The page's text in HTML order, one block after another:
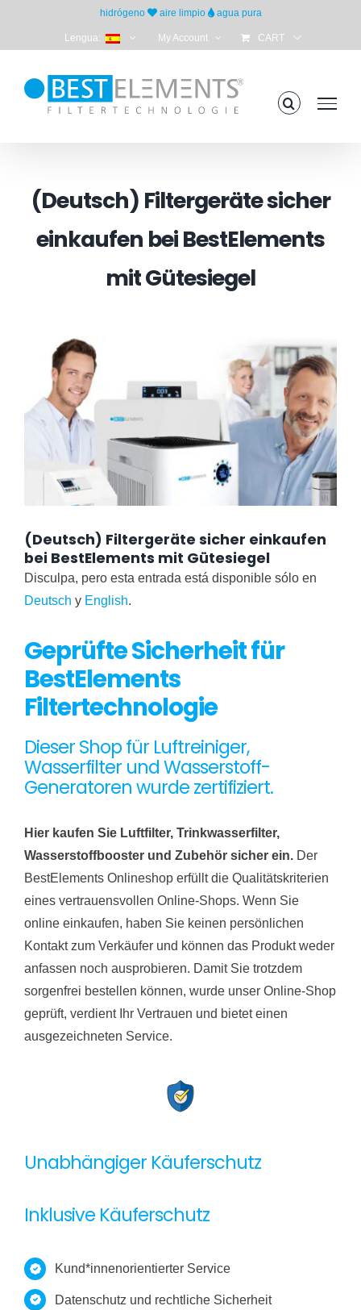
hidrógeno aire limpio agua pura
Lengua: My Account CART
(Deutsch) Filtergeräte sicher
einkaufen bei BestElements
mit Gütesiegel
(Deutsch) Filtergeräte sicher einkaufen
bei BestElements mit Gütesiegel
Disculpa, pero esta entrada está disponible sólo en
Deutsch y English.
Geprüfte Sicherheit für
BestElements
Filtertechnologie
Dieser Shop für Luftreiniger,
Wasserfilter und Wasserstoff-
Generatoren wurde zertifiziert.
Hier kaufen Sie Luftfilter, Trinkwasserfilter,
Wasserstoffbooster und Zubehör sicher ein.Der
BestElements Onlineshop erfüllt die Qualitätskriterien
eines vertrauensvollen Online-Shops. Wenn Sie
online einkaufen, haben Sie keinen persönlichen
Kontakt zum Verkäufer und können das Produkt weder
anfassen noch ausprobieren. Damit Sie trotzdem
sorgenfrei bestellen können, wurde unser Online-Shop
geprüft, verdient Ihr Vertrauen und bietet einen
ausgezeichneten Service.
Unabhängiger Käuferschutz
Inklusive Käuferschutz
Kund*innenorientierter Service
Datenschutz und rechtliche Sicherheit